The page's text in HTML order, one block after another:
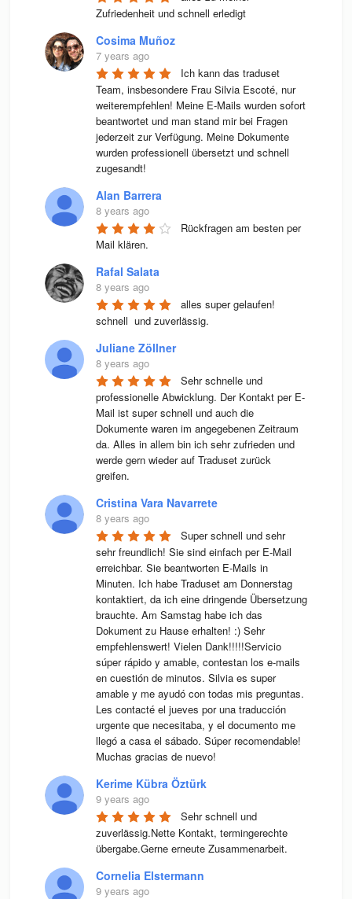
Zufriedenheit und schnell erledigt
Cosima Muñoz
7 years ago
Ich kann das traduset
Team, insbesondere Frau Silvia Escoté, nur
weiterempfehlen! Meine E-Mails wurden sofort
beantwortet und man stand mir bei Fragen
jederzeit zur Verfügung. Meine Dokumente
wurden professionell übersetzt und schnell
zugesandt!
Alan Barrera
8 years ago
Rückfragen am besten per
Mail klären.
Rafal Salata
8 years ago
alles super gelaufen!
schnell  und zuverlässig.
Juliane Zöllner
8 years ago
Sehr schnelle und
professionelle Abwicklung. Der Kontakt per E-
Mail ist super schnell und auch die
Dokumente waren im angegebenen Zeitraum
da. Alles in allem bin ich sehr zufrieden und
werde gern wieder auf Traduset zurück
greifen.
Cristina Vara Navarrete
8 years ago
Super schnell und sehr
sehr freundlich! Sie sind einfach per E-Mail
erreichbar. Sie beantworten E-Mails in
Minuten. Ich habe Traduset am Donnerstag
kontaktiert, da ich eine dringende Übersetzung
brauchte. Am Samstag habe ich das
Dokument zu Hause erhalten! :) Sehr
empfehlenswert! Vielen Dank!!!!!Servicio
súper rápido y amable, contestan los e-mails
en cuestión de minutos. Silvia es super
amable y me ayudó con todas mis preguntas.
Les contacté el jueves por una traducción
urgente que necesitaba, y el documento me
llegó a casa el sábado. Súper recomendable!
Muchas gracias de nuevo!
Kerime Kübra Öztürk
9 years ago
Sehr schnell und
zuverlässig.Nette Kontakt, termingerechte
übergabe.Gerne erneute Zusammenarbeit.
Cornelia Elstermann
9 years ago